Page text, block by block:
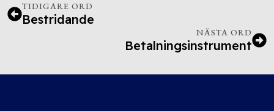
TIDIGARE ORD
Bestridande
NÄSTA ORD
Betalningsinstrument